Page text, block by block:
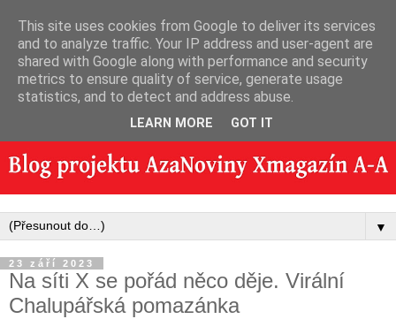
▼
23 září 2023
Na síti X se pořád něco děje. Virální
Chalupářská pomazánka
This site uses cookies from Google to deliver its services
and to analyze traffic. Your IP address and user-agent are
shared with Google along with performance and security
metrics to ensure quality of service, generate usage
statistics, and to detect and address abuse.
LEARN MORE GOT IT